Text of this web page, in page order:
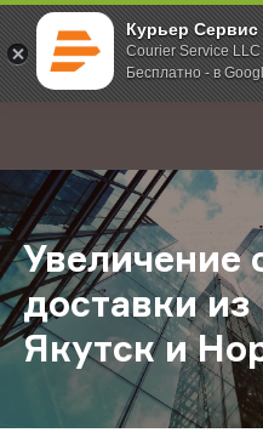
Курьер Сервис
Courier Service LLC
Бесплатно - в
; Главная О компании
Увеличение
доставки
Якутск и